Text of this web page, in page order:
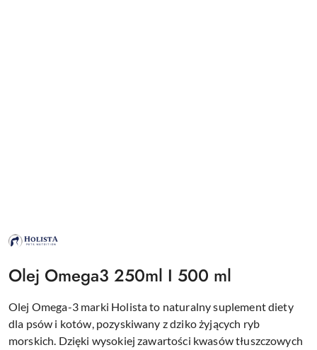
NAZWA
PRODUCENTA:
Olej Omega3 250ml I 500 ml
Olej Omega-3 marki Holista to naturalny suplement diety
dla psów i kotów, pozyskiwany z dziko żyjących ryb
morskich. Dzięki wysokiej zawartości kwasów tłuszczowych